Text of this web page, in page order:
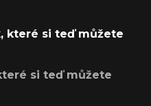
které si teď můžete
si teď můžete